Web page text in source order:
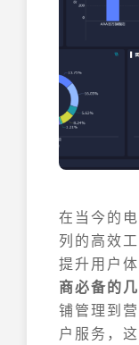
在当今的
列的高效
提升用户
商必备的
铺管理到
户服务，